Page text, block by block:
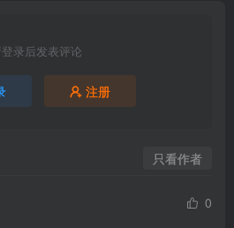
录后发表评论
注册
只看作者
0